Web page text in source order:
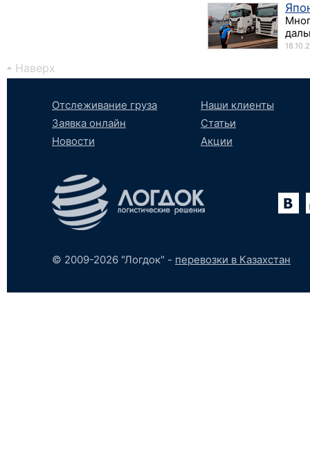
Наверх
Отслеживание груза
Заявка онлайн
Новости
Наши клиенты
Статьи
Акции
ВконтактеYouTubetumblr
SoundCloud
© 2009-2026 "Логдок" - перевозки в Казахстан